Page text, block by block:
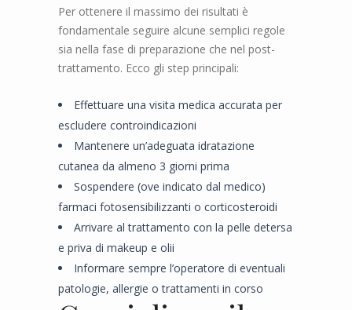
Per ottenere il massimo dei risultati è
fondamentale seguire alcune semplici regole
sia nella fase di preparazione che nel post-
trattamento. Ecco gli step principali:
Effettuare una visita medica accurata per
escludere controindicazioni
Mantenere un’adeguata idratazione
cutanea da almeno 3 giorni prima
Sospendere (ove indicato dal medico)
farmaci fotosensibilizzanti o corticosteroidi
Arrivare al trattamento con la pelle detersa
e priva di makeup e olii
Informare sempre l’operatore di eventuali
patologie, allergie o trattamenti in corso